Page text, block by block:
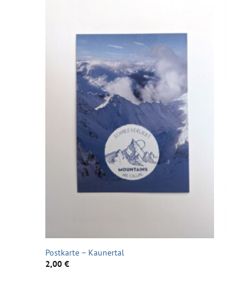
Postkarte – Kaunertal
2,00 €